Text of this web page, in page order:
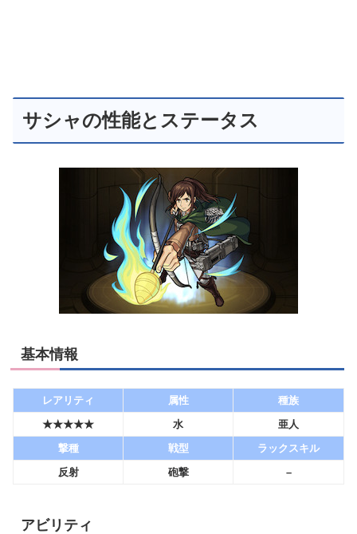
サシャの性能とステータス
基本情報
レアリティ 属性
種族
★★★★★
水
亜人
撃種
戦型
ラックスキル
反射
砲撃 –
アビリティ